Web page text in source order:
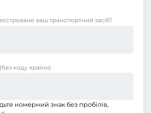
ваш транспортний засіб?
(без коду країни)
номерний знак без пробілів,